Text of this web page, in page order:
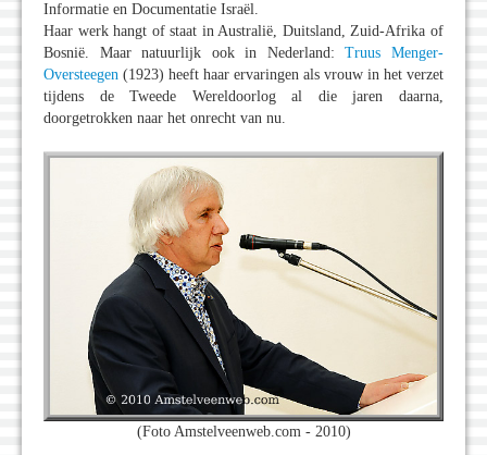
Informatie en Documentatie Israël.
Haar werk hangt of staat in Australië, Duitsland, Zuid-Afrika of
Bosnië. Maar natuurlijk ook in Nederland:Truus Menger-
Oversteegen (1923) heeft haar ervaringen als vrouw in het verzet
tijdens de Tweede Wereldoorlog al die jaren daarna,
doorgetrokken naar het onrecht van nu.
(Foto Amstelveenweb.com - 2010)